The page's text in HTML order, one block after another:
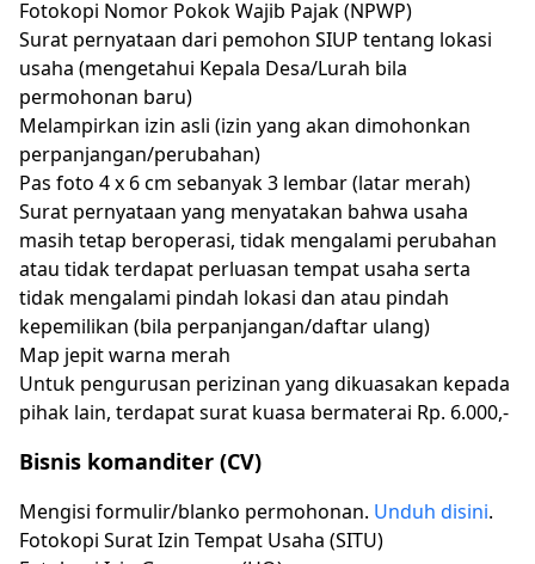
Fotokopi Nomor Pokok Wajib Pajak (NPWP)
Surat pernyataan dari pemohon SIUP tentang lokasi
usaha (mengetahui Kepala Desa/Lurah bila
permohonan baru)
Melampirkan izin asli (izin yang akan dimohonkan
perpanjangan/perubahan)
Pas foto 4 x 6 cm sebanyak 3 lembar (latar merah)
Surat pernyataan yang menyatakan bahwa usaha
masih tetap beroperasi, tidak mengalami perubahan
atau tidak terdapat perluasan tempat usaha serta
tidak mengalami pindah lokasi dan atau pindah
kepemilikan (bila perpanjangan/daftar ulang)
Map jepit warna merah
Untuk pengurusan perizinan yang dikuasakan kepada
pihak lain, terdapat surat kuasa bermaterai Rp. 6.000,-
Bisnis komanditer (CV)
Mengisi formulir/blanko permohonan. Unduh disini.
Fotokopi Surat Izin Tempat Usaha (SITU)